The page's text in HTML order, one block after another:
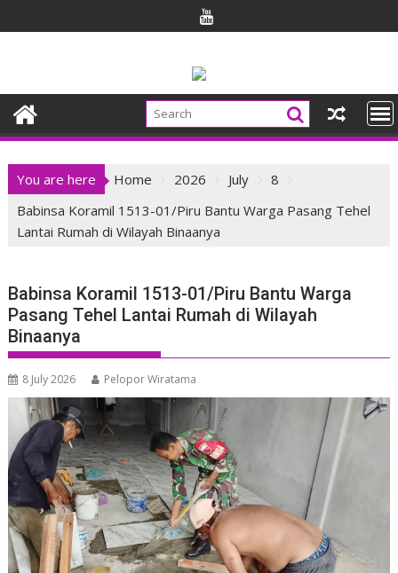
to
You are here Home 2026 July
8
Babinsa Koramil 1513-01/Piru Bantu Warga Pasang Tehel
Lantai Rumah di Wilayah Binaanya
Babinsa Koramil 1513-01/Piru Bantu Warga
Pasang Tehel Lantai Rumah di Wilayah
Binaanya
8 July 2026 Pelopor Wiratama